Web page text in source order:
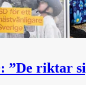
”De riktar